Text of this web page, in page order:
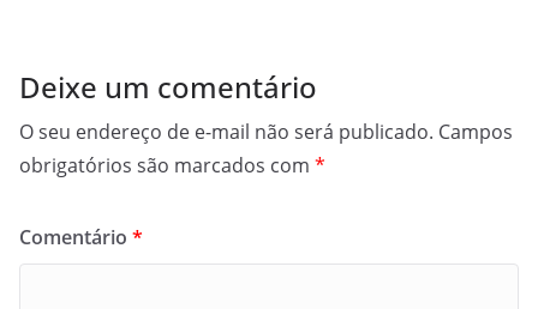
k
Deixe um comentário
O seu endereço de e-mail não será publicado. Campos
obrigatórios são marcados com *
Comentário *